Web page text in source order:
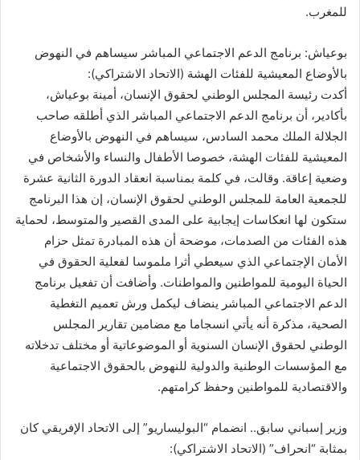
للمغرب.
بوعياش: برنامج الدعم الاجتماعي المباشر سيساهم في النهوض
بالأوضاع المعيشية للفئات الهشة (الاتحاد الاشتراكي):
أكدت رئيسة المجلس الوطني لحقوق الإنسان، أمينة بوعياش،
بأكادير، أن برنامج الدعم الاجتماعي المباشر الذي أطلقه صاحب
الجلالة الملك محمد السادس، سيساهم في النهوض بالأوضاع
المعيشية للفئات الهشة، خصوصا الأطفال والنساء والأشخاص في
وضعية إعاقة. وقالت، في كلمة بمناسبة انعقاد الدورة الثانية عشرة
للجمعية العامة للمجلس الوطني لحقوق الإنسان، إن هذا البرنامج
ستكون لها انعكاسات إيجابية على المدى القصير والمتوسط، لحماية
هذه الفئات من الصدمات، موضحة أن هذه المبادرة تمثل حزام
الأمان الإجتماعي الذي سيعطي أثرا ملموسا لفعلية الحقوق في
الحياة اليومية للمواطنين والمواطنات. وأضافت أن تفعيل برنامج
الدعم الاجتماعي المباشر ينضاف ليكمل ورش تعميم التغطية
الصحية، مذكرة أنه يأتي انسجاما مع مضامين تقارير المجلس
الوطني لحقوق الإنسان السنوية أو الموضوعاتية أو مختلف تدخلاته
مع المؤسسات الوطنية والدولية للنهوض بالحقوق الاجتماعية
والاقتصادية للمواطنين وحفظ كرامتهم.
وزير إسباني سابق.. انضمام “البوليساريو” إلى الاتحاد الإفريقي كان
بمثابة “انحراف” (الاتحاد الاشتراكي):